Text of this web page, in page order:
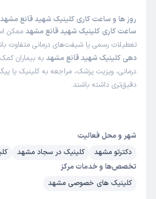
کاربر دکترتو
اینپزشک را پیشنهاد میکنم
زمان انتظار: 0-15 دقیقه
خیلی عالی
برخورد مناسب توضیحات کافی
پذیرش خوب
روز ها و ساعت کاری کلینیک شهید قانع مشهد
ساعت کاری کلینیک شهید قانع مشهد ممکن
تعطیلات رسمی یا شیفت‌های درمانی متفاوت
دهی کلینیک شهید قانع مشهد به بیماران
درمانی، ویزیت پزشک، مراجعه به کلینیک یا
دقیق‌تری داشته باشند.
شهر و محل فعالیت
دکترتو مشهد
کلینیک در سجاد مشهد
تخصص‌ها و خدمات مرکز
کلینیک های خصوصی مشهد